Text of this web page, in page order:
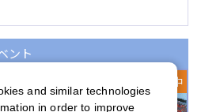
ント
登録受付中
and similar technologies
in order to improve